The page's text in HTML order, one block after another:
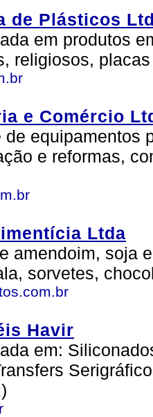
de Plásticos
em produtos
religiosos,
e Comércio
de equipamentos
e reformas,
Ltda
amendoim, soja
sorvetes,
Havir
em: